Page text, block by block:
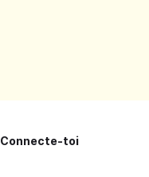
Connecte-toi